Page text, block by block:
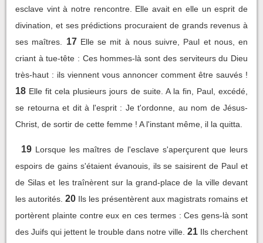
esclave vint à notre rencontre. Elle avait en elle un esprit de
divination, et ses prédictions procuraient de grands revenus à
ses maîtres.
17 Elle se mit à nous suivre, Paul et nous, en
criant à tue-tête : Ces hommes-là sont des serviteurs du Dieu
très-haut : ils viennent vous annoncer comment être sauvés !
18 Elle fit cela plusieurs jours de suite. A la fin, Paul, excédé,
se retourna et dit à l'esprit : Je t'ordonne, au nom de Jésus-
Christ, de sortir de cette femme ! A l'instant même, il la quitta.
19 Lorsque les maîtres de l'esclave s'aperçurent que leurs
espoirs de gains s'étaient évanouis, ils se saisirent de Paul et
de Silas et les traînèrent sur la grand-place de la ville devant
les autorités. 20 Ils les présentèrent aux magistrats romains et
portèrent plainte contre eux en ces termes : Ces gens-là sont
des Juifs qui jettent le trouble dans notre ville. 21 Ils cherchent